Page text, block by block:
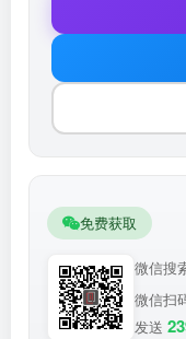
免费获取
微信搜
微信扫
发送